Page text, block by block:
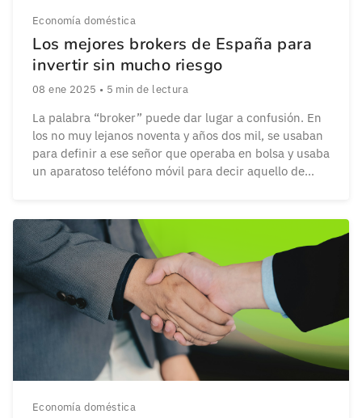
Economía doméstica
Los mejores brokers de España para
invertir sin mucho riesgo
08 ene 2025 • 5 min de lectura
La palabra “broker” puede dar lugar a confusión. En
los no muy lejanos noventa y años dos mil, se usaban
para definir a ese señor que operaba en bolsa y usaba
un aparatoso teléfono móvil para decir aquello de
[…]
Economía doméstica